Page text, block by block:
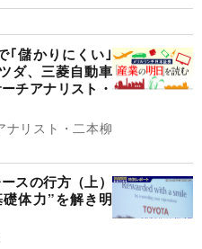
｢儲かりにくい｣
ダ、三菱自動車
チアナリスト・
ナリスト・二本柳
スの行方（上）
体力”を解き明